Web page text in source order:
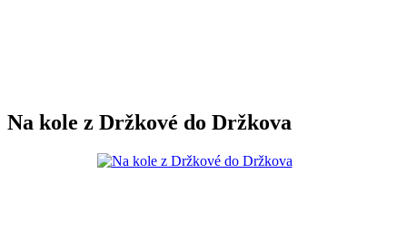
Na kole z Držkové do Držkova